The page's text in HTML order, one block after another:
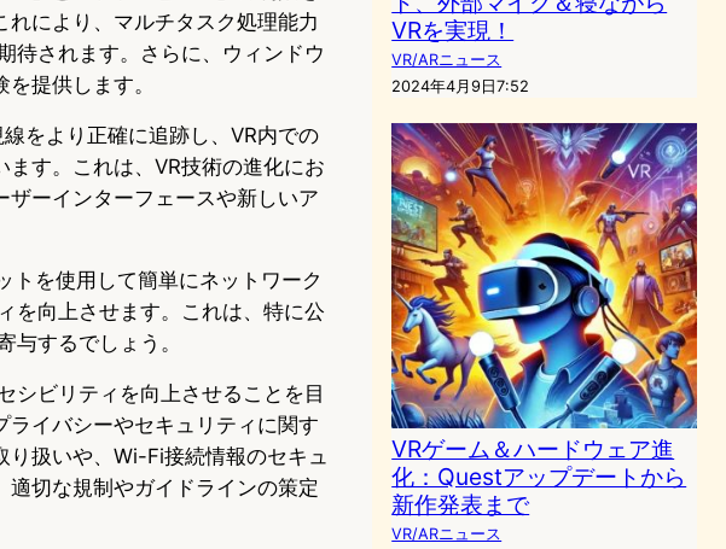
により、マルチタスク処理能力
待されます。さらに、ウィンドウ
提供します。
をより正確に追跡し、VR内での
す。これは、VR技術の進化にお
ーインターフェースや新しいア
トを使用して簡単にネットワーク
を向上させます。これは、特に公
与するでしょう。
シビリティを向上させることを目
イバシーやセキュリティに関す
扱いや、Wi-Fi接続情報のセキュ
切な規制やガイドラインの策定
VRを実現！
VR/ARニュース
2024年4月9日7:52
VRゲーム＆ハードウェア進
化：Questアップデートから
新作発表まで
VR/ARニュース